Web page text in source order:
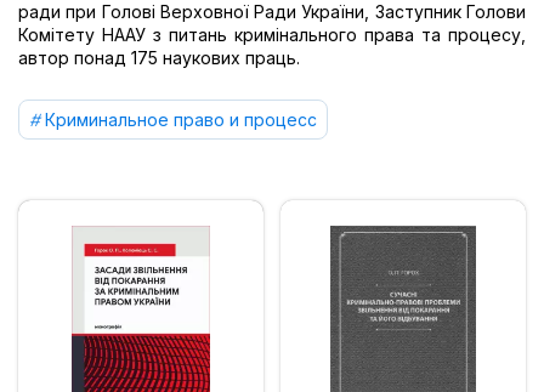
ради при Голові Верховної Ради України, Заступник Голови
Комітету НААУ з питань кримінального права та процесу,
автор понад 175 наукових праць.
Криминальное право и процесс